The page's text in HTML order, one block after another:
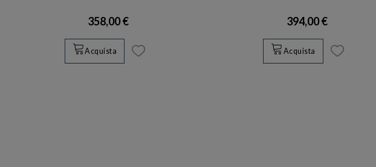
358,00 €
Acquista
394,00 €
Acquista